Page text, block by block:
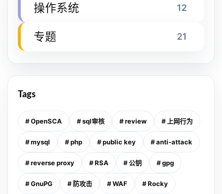
操作系统 12
专题 21
Tags
# OpenSCA # sql审核 # review # 上网行为
# mysql # php # public key # anti-attack
# reverse proxy # RSA # 公钥 # gpg
# GnuPG # 防攻击 # WAF # Rocky